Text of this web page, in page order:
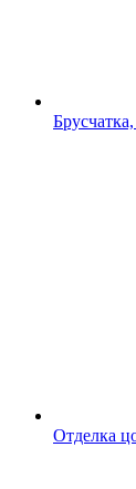
Отделка